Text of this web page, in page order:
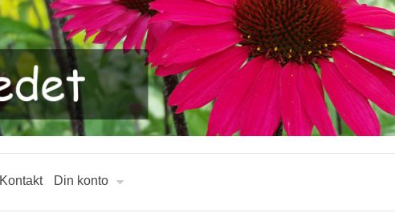
Kontakt Din konto